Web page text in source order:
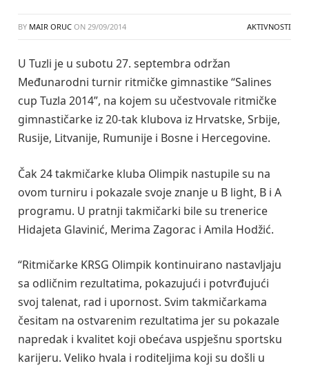
BY MAIR ORUC ON 29/09/2014 AKTIVNOSTI
U Tuzli je u subotu 27. septembra održan
Međunarodni turnir ritmičke gimnastike “Salines
cup Tuzla 2014”, na kojem su učestvovale ritmičke
gimnastičarke iz 20-tak klubova iz Hrvatske, Srbije,
Rusije, Litvanije, Rumunije i Bosne i Hercegovine.
Čak 24 takmičarke kluba Olimpik nastupile su na
ovom turniru i pokazale svoje znanje u B light, B i A
programu. U pratnji takmičarki bile su trenerice
Hidajeta Glavinić, Merima Zagorac i Amila Hodžić.
“Ritmičarke KRSG Olimpik kontinuirano nastavljaju
sa odličnim rezultatima, pokazujući i potvrđujući
svoj talenat, rad i upornost. Svim takmičarkama
česitam na ostvarenim rezultatima jer su pokazale
napredak i kvalitet koji obećava uspješnu sportsku
karijeru. Veliko hvala i roditeljima koji su došli u